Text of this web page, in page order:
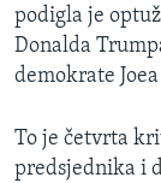
podigla je
Donalda
demokrate
To je četvrta
predsjednika i